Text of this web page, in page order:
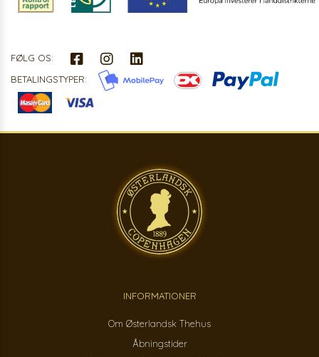
FØLG OS:
BETALINGSTYPER:
INFORMATIONER
Om Østerlandsk Thehus
Åbningstider